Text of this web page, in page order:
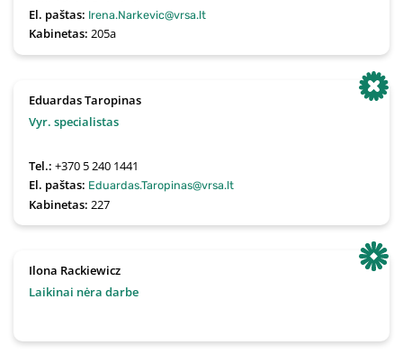
El. paštas: Irena.Narkevic@vrsa.lt
Kabinetas:205a
Eduardas Taropinas
Vyr. specialistas
Tel.:+370 5 240 1441
El. paštas: Eduardas.Taropinas@vrsa.lt
Kabinetas:227
Ilona Rackiewicz
Laikinai nėra darbe